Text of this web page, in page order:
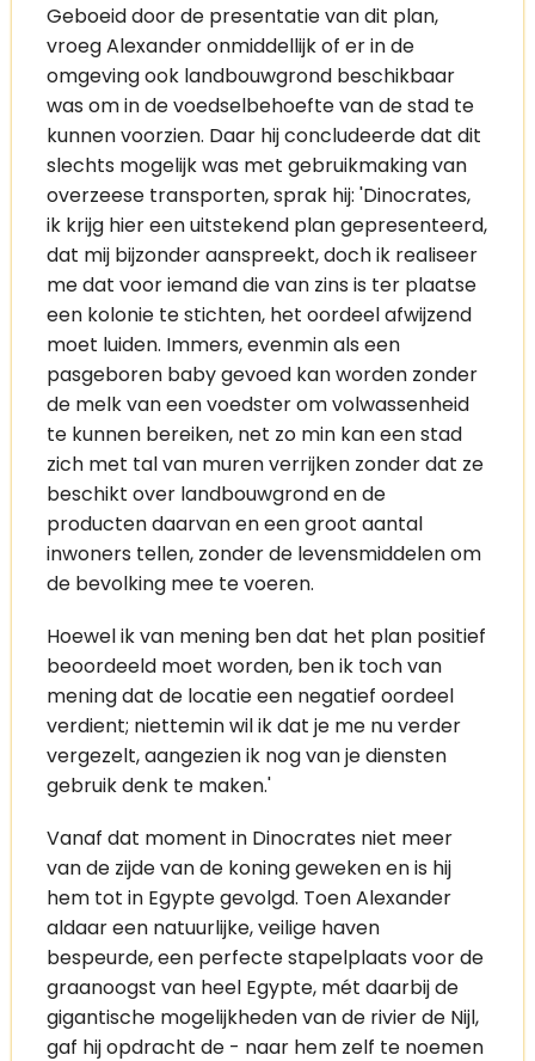
Geboeid door de presentatie van dit plan,
vroeg Alexander onmiddellijk of er in de
omgeving ook landbouwgrond beschikbaar
was om in de voedselbehoefte van de stad te
kunnen voorzien. Daar hij concludeerde dat dit
slechts mogelijk was met gebruikmaking van
overzeese transporten, sprak hij: 'Dinocrates,
ik krijg hier een uitstekend plan gepresenteerd,
dat mij bijzonder aanspreekt, doch ik realiseer
me dat voor iemand die van zins is ter plaatse
een kolonie te stichten, het oordeel afwijzend
moet luiden. Immers, evenmin als een
pasgeboren baby gevoed kan worden zonder
de melk van een voedster om volwassenheid
te kunnen bereiken, net zo min kan een stad
zich met tal van muren verrijken zonder dat ze
beschikt over landbouwgrond en de
producten daarvan en een groot aantal
inwoners tellen, zonder de levensmiddelen om
de bevolking mee te voeren.
Hoewel ik van mening ben dat het plan positief
beoordeeld moet worden, ben ik toch van
mening dat de locatie een negatief oordeel
verdient; niettemin wil ik dat je me nu verder
vergezelt, aangezien ik nog van je diensten
gebruik denk te maken.'
Vanaf dat moment in Dinocrates niet meer
van de zijde van de koning geweken en is hij
hem tot in Egypte gevolgd. Toen Alexander
aldaar een natuurlijke, veilige haven
bespeurde, een perfecte stapelplaats voor de
graanoogst van heel Egypte, mét daarbij de
gigantische mogelijkheden van de rivier de Nijl,
gaf hij opdracht de - naar hem zelf te noemen